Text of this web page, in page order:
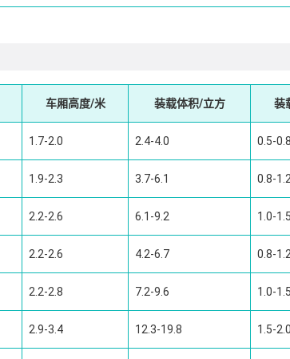
车厢高度/米 装载体积/立方 装
1.7-2.0 2.4-4.0 0.5-0.8
1.9-2.3 3.7-6.1 0.8-1.2
2.2-2.6 6.1-9.2 1.0-1.5
2.2-2.6 4.2-6.7 0.8-1.2
2.2-2.8 7.2-9.6 1.0-1.5
2.9-3.4 12.3-19.8 1.5-2.0